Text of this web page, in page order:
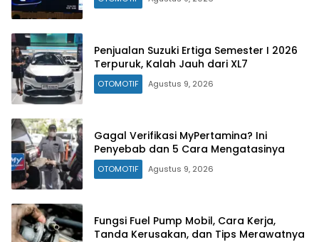
Penjualan Suzuki Ertiga Semester I 2026
Terpuruk, Kalah Jauh dari XL7
OTOMOTIF Agustus 9, 2026
Gagal Verifikasi MyPertamina? Ini
Penyebab dan 5 Cara Mengatasinya
OTOMOTIF Agustus 9, 2026
Fungsi Fuel Pump Mobil, Cara Kerja,
Tanda Kerusakan, dan Tips Merawatnya